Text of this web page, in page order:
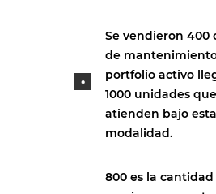
Se vendieron 400
de
portfolio activo
1000 unidades
atienden bajo esta
modalidad.
800 es la